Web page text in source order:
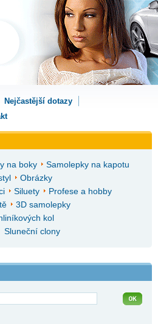
Nejčastější dotazy
na boky
Samolepky na kapotu
Obrázky
Siluety
Profese a hobby
3D samolepky
kol
Sluneční clony